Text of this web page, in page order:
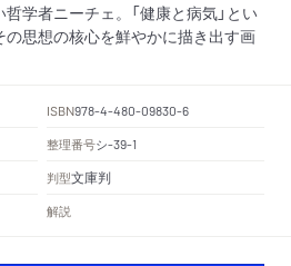
学者ニーチェ。「健康と病気」とい
思想の核心を鮮やかに描き出す画
ISBN978-4-480-09830-6
整理番号シ-39-1
判型文庫判
解説